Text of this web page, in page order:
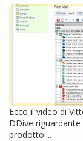
Ecco il video di
DDive
prodotto:...